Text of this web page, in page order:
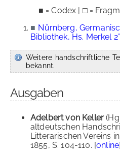
■ = Codex | □ =
■ Nürnberg,
Bibliothek, Hs. Merkel
Weitere handschriftliche
bekannt.
Ausgaben
Adelbert von Keller
altdeutschen
Litterarischen Vereins
1855, S. 104-110. [online]